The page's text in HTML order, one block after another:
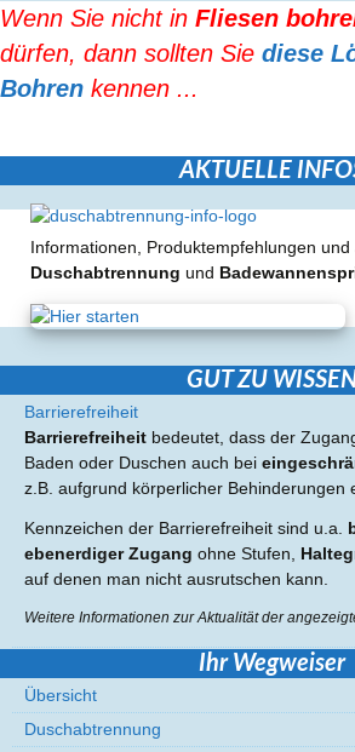
Wenn Sie nicht in Fliesen
dürfen, dann sollten Sie diese
Bohren kennen ...
AKTUELLE
Informationen, Produktempfehlungen
Duschabtrennung und
GUT ZU
Barrierefreiheit
Barrierefreiheit bedeutet, dass der
Baden oder Duschen auch bei
z.B. aufgrund körperlicher Behinderungen
Kennzeichen der Barrierefreiheit sind u.a.
ebenerdiger Zugang ohne Stufen,
auf denen man nicht ausrutschen kann.
Weitere Informationen zur Aktualität der
Ihr Wegweiser
Übersicht
Duschabtrennung